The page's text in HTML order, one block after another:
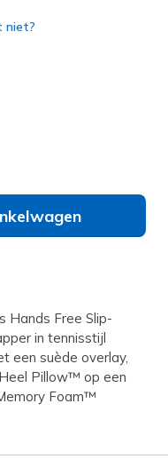
niet?
Hands Free Slip-
in tennisstijl
een suède overlay,
Pillow™ op een
Foam™